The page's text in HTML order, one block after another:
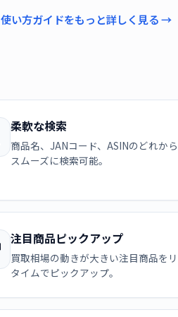
使い方ガイドをもっと詳しく見る →
柔軟な検索
商品名、JANコード、ASINのどれか
スムーズに検索可能。
注目商品ピックアップ
買取相場の動きが大きい注目商品を
タイムでピックアップ。